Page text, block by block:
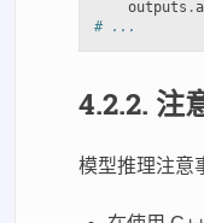
outputs .
# ...
4.2.2. 注
模型推理注意